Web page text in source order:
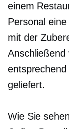
einem
Personal
mit der
Anschließend
geliefert.
Wie Sie